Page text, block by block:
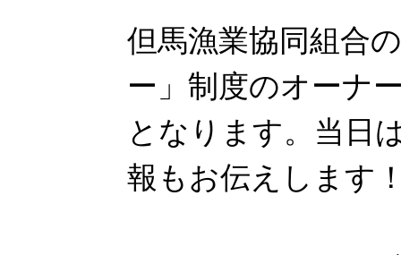
但馬漁業協同組合
ー」制度のオーナ
となります。当日
報もお伝えします